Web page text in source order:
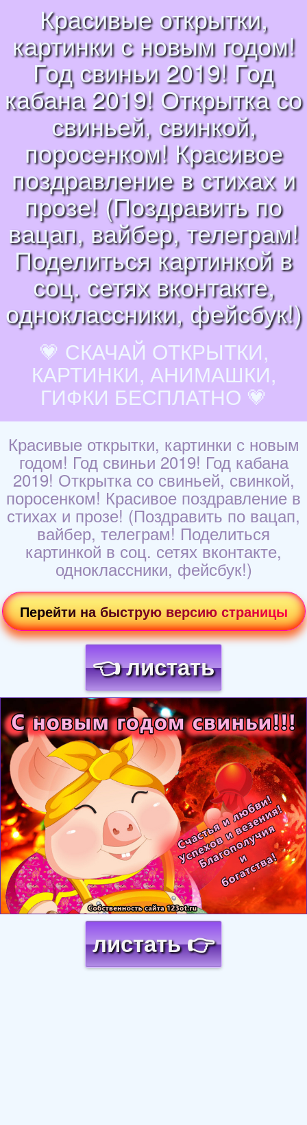
Красивые открытки,
картинки с новым годом!
Год свиньи 2019! Год
кабана 2019! Открытка со
свиньей, свинкой,
поросенком! Красивое
поздравление в стихах и
прозе! (Поздравить по
вацап, вайбер, телеграм!
Поделиться картинкой в
соц. сетях вконтакте,
одноклассники, фейсбук!)
💗 СКАЧАЙ ОТКРЫТКИ,
КАРТИНКИ, АНИМАШКИ,
ГИФКИ БЕСПЛАТНО 💗
Красивые открытки, картинки с новым
годом! Год свиньи 2019! Год кабана
2019! Открытка со свиньей, свинкой,
поросенком! Красивое поздравление в
стихах и прозе! (Поздравить по вацап,
вайбер, телеграм! Поделиться
картинкой в соц. сетях вконтакте,
одноклассники, фейсбук!)
Перейти на быструю версию страницы
👈 листать
Загрузка картинки...
листать 👉